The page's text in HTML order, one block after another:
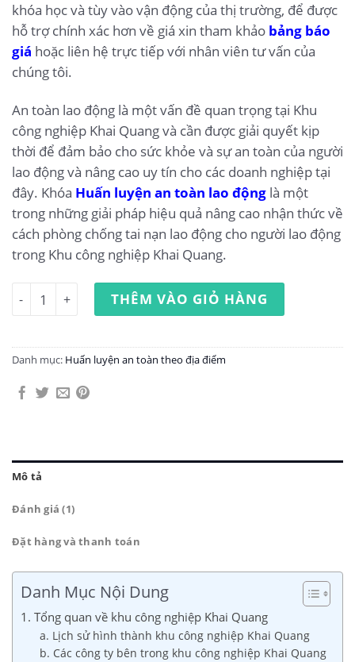
khóa học và tùy vào vận động của thị trường, để được
hỗ trợ chính xác hơn về giá xin tham khảo bảng báo
giá hoặc liên hệ trực tiếp với nhân viên tư vấn của
chúng tôi.
An toàn lao động là một vấn đề quan trọng tại Khu
công nghiệp Khai Quang và cần được giải quyết kịp
thời để đảm bảo cho sức khỏe và sự an toàn của người
lao động và nâng cao uy tín cho các doanh nghiệp tại
đây. Khóa Huấn luyện an toàn lao động là một
trong những giải pháp hiệu quả nâng cao nhận thức về
cách phòng chống tai nạn lao động cho người lao động
trong Khu công nghiệp Khai Quang.
Huấn luyện an toàn lao động tại Khu công nghiệp Khai
THÊM VÀO GIỎ HÀNG
Danh mục: Huấn luyện an toàn theo địa điểm
Mô tả
Đánh giá (1)
Đặt hàng và thanh toán
Danh Mục Nội Dung
1. Tổng quan về khu công nghiệp Khai Quang
a. Lịch sử hình thành khu công nghiệp Khai Quang
b. Các công ty bên trong khu công nghiệp Khai Quang